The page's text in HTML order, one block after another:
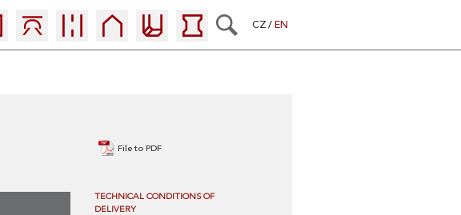
CZ EN
File to PDF
TECHNICAL CONDITIONS OF
DELIVERY